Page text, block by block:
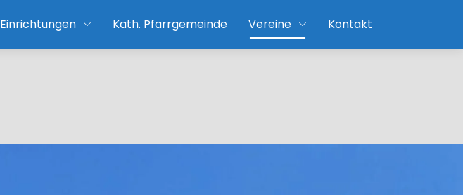
Einrichtungen Kath. Pfarrgemeinde Vereine Kontakt